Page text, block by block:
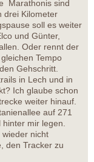
Marathonis sind
drei Kilometer
soll es weiter
und Günter,
Oder rennt der
Tempo
Gehschritt.
in Lech und in
Ich glaube schon
weiter hinauf.
auf 271
hinter mir legen.
nicht
den Tracker zu